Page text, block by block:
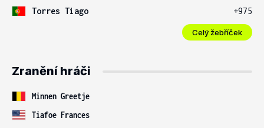
Torres Tiago
+975
Celý žebříček
Zranění hráči
Minnen Greetje
Tiafoe Frances